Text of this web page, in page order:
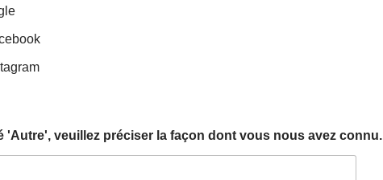
'Autre', veuillez préciser la façon dont vous nous avez connu.